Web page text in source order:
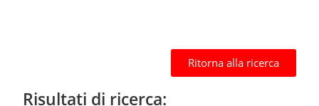
Ritorna alla ricerca
Risultati di ricerca: